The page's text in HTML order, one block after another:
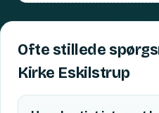
Ofte stillede
Kirke Eskilstrup